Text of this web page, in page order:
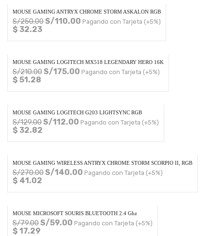
MOUSE GAMING ANTRYX CHROME STORM ASKALON RGB
S/250.00S/110.00 Pagando con Tarjeta (+5%)
$ 32.23
MOUSE GAMING LOGITECH MX518 LEGENDARY HERO 16K
S/210.00S/175.00 Pagando con Tarjeta (+5%)
$ 51.28
MOUSE GAMING LOGITECH G203 LIGHTSYNC RGB
S/129.00S/112.00 Pagando con Tarjeta (+5%)
$ 32.82
MOUSE GAMING WIRELESS ANTRYX CHROME STORM SCORPIO II, RGB
S/270.00S/140.00 Pagando con Tarjeta (+5%)
$ 41.02
MOUSE MICROSOFT SOURIS BLUETOOTH 2.4 Ghz
S/79.00S/59.00 Pagando con Tarjeta (+5%)
$ 17.29